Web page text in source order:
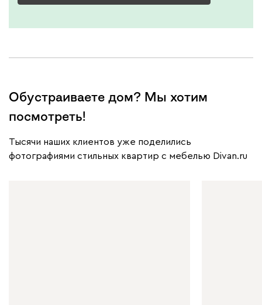
Обустраиваете дом? Мы хотим
посмотреть!
Тысячи наших клиентов уже поделились
фотографиями стильных квартир с мебелью Divan.ru